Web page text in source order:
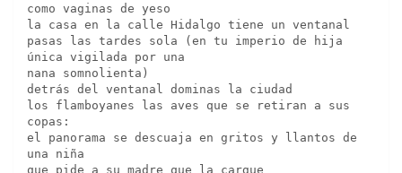
como vaginas de yeso
la casa en la calle Hidalgo tiene un ventanal
pasas las tardes sola (en tu imperio de hija
única vigilada por una
nana somnolienta)
detrás del ventanal dominas la ciudad
los flamboyanes las aves que se retiran a sus
copas:
el panorama se descuaja en gritos y llantos de
una niña
que pide a su madre que la cargue